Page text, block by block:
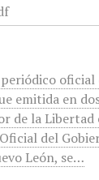
oficial
emitida en
de la Libertad
del
León, se…